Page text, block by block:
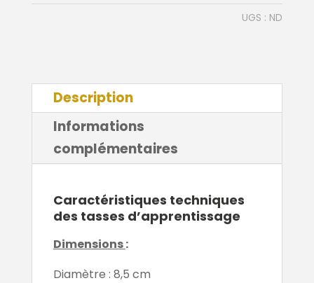
UGS : ND
Description
Informations
complémentaires
Caractéristiques techniques
des tasses d’apprentissage
Dimensions:
Diamètre : 8,5 cm